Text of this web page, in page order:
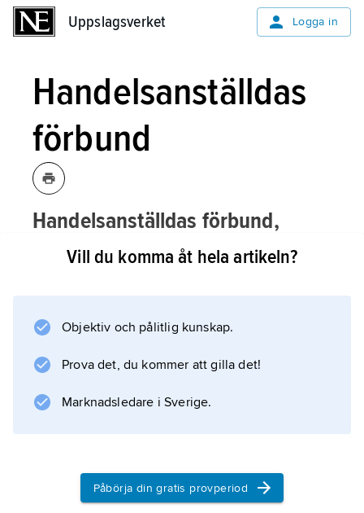
Uppslagsverket Logga in
Handelsanställdas
förbund
Handelsanställdas förbund,
Handels ,LO-anslutet fackförbund,
bildat 1906 under namnetSvenska
Förbundet organiserar huvudsakligen
inom frisöryrket, men därutöver också
yrkesgrupper som urmakare, optiker och
Vill du komma åt hela artikeln?
Objektiv och pålitlig kunskap.
Prova det, du kommer att gilla det!
Marknadsledare i Sverige.
Påbörja din gratis provperiod